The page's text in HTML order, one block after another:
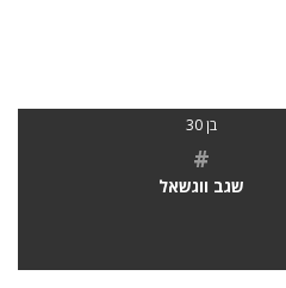
בן 30
#
שגב ווגשאל